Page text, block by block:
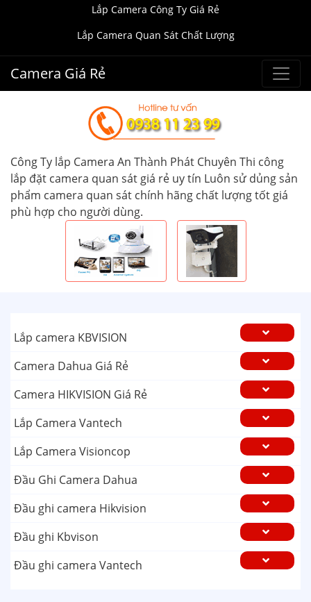
Lắp Camera Công Ty Giá Rẻ
Lắp Camera Quan Sát Chất Lượng
Camera Giá Rẻ
Công Ty lắp Camera An Thành Phát Chuyên Thi công
lắp đặt camera quan sát giá rẻ uy tín Luôn sử dủng sản
phẩm camera quan sát chính hãng chất lượng tốt giá
phù hợp cho người dùng.
Lắp camera KBVISION
Camera Dahua Giá Rẻ
Camera HIKVISION Giá Rẻ
Lắp Camera Vantech
Lắp Camera Visioncop
Đầu Ghi Camera Dahua
Đầu ghi camera Hikvision
Đầu ghi Kbvison
Đầu ghi camera Vantech